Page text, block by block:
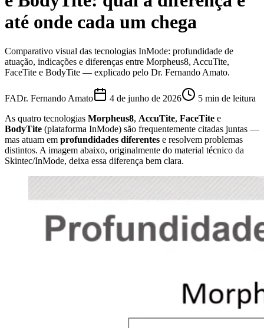
até onde cada um chega
Comparativo visual das tecnologias InMode: profundidade de
atuação, indicações e diferenças entre Morpheus8, AccuTite,
FaceTite e BodyTite — explicado pelo Dr. Fernando Amato.
FADr. Fernando Amato 4 de junho de 2026
5 min de leitura
As quatro tecnologias Morpheus8, AccuTite, FaceTite e
BodyTite (plataforma InMode) são frequentemente citadas juntas —
mas atuam em profundidades diferentes e resolvem problemas
distintos. A imagem abaixo, originalmente do material técnico da
Skintec/InMode, deixa essa diferença bem clara.